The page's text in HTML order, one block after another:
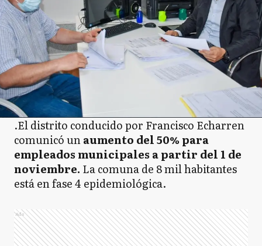
.El distrito conducido por Francisco Echarren
comunicó unaumento del 50% para
empleados municipales a partir del 1 de
noviembre. La comuna de 8 mil habitantes
está en fase 4 epidemiológica.
Ads